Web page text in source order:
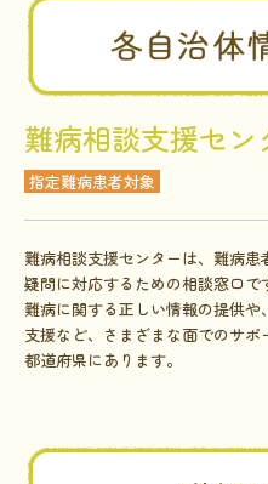
難病相談支援セン
指定難病患者対象
難病相談支援センターは、難病
疑問に対応するための相談窓口で
難病に関する正しい情報の提供
支援など、さまざまな面でのサ
都道府県にあります。